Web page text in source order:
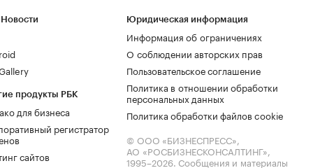
продукты РБК
для бизнеса
регистратор
сайтов
Юридическая информация
Информация об ограничениях
О соблюдении авторских прав
Пользовательское соглашение
Политика в отношении обработки
персональных данных
Политика обработки файлов cookie
© ООО «БИЗНЕСПРЕСС»,
АО «РОСБИЗНЕСКОНСАЛТИНГ»,
1995–2026. Сообщения и материалы